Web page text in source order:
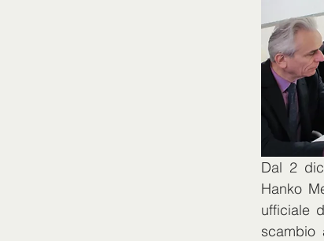
Dal 2
Hanko
ufficiale
scambio